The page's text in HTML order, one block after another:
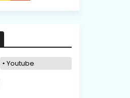
Youtube